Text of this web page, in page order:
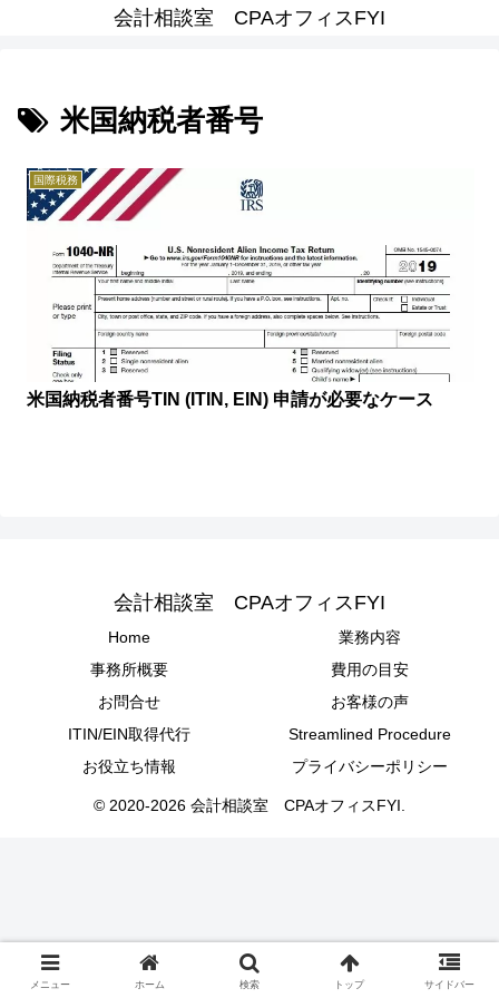
会計相談室 CPAオフィスFYI
米国納税者番号
国際税務
米国納税者番号TIN (ITIN, EIN) 申請が必要なケース
会計相談室 CPAオフィスFYI
Home
業務内容
事務所概要
費用の目安
お問合せ
お客様の声
ITIN/EIN取得代行
Streamlined Procedure
お役立ち情報
プライバシーポリシー
© 2020-2026 会計相談室 CPAオフィスFYI.
メニュー ホーム 検索 トップ サイドバー